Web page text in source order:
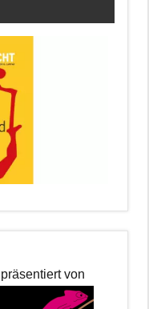
von